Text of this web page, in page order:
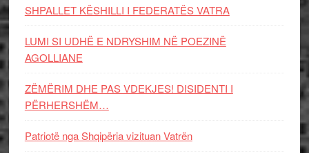
SHPALLET KËSHILLI I FEDERATËS VATRA
LUMI SI UDHË E NDRYSHIM NË POEZINË
AGOLLIANE
ZËMËRIM DHE PAS VDEKJES! DISIDENTI I
PËRHERSHËM…
Patriotë nga Shqipëria vizituan Vatrën